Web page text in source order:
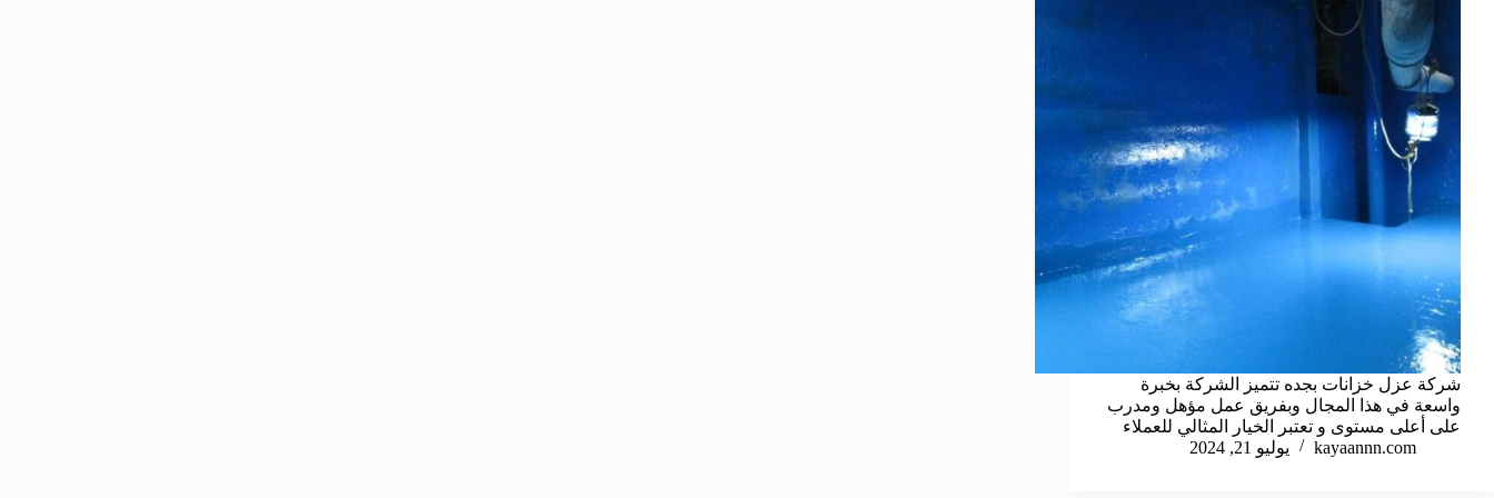
شركة عزل خزانات بجده تتميز الشركة بخبرة
واسعة في هذا المجال وبفريق عمل مؤهل ومدرب
على أعلى مستوى و تعتبر الخيار المثالي للعملاء
kayaannn.com
يوليو 21, 2024